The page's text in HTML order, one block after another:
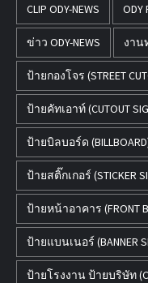
CLIP ODY-NEWS ODY
ข่าว ODY-NEWS งาน
ป้ายกองโจร (STREET
ป้ายคัทเอาท์ (CUTOUT
ป้ายบิลบอร์ด
ป้ายสติ๊กเกอร์ (STICKER
ป้ายหน้าอาคาร (FRONT
ป้ายแบนเนอร์ (BANNER
ป้ายโรงงาน ป้ายบริษัท